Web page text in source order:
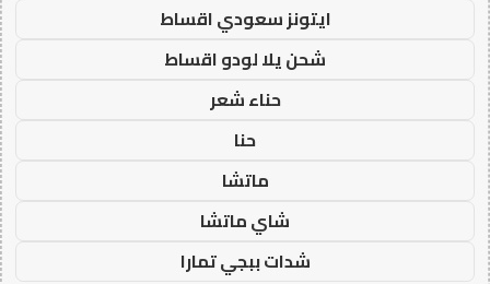
ايتونز سعودي اقساط
شحن يلا لودو اقساط
حناء شعر
حنا
ماتشا
شاي ماتشا
شدات ببجي تمارا